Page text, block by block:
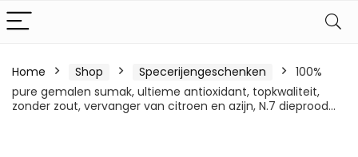
Home Shop Specerijengeschenken
100%
pure gemalen sumak, ultieme antioxidant, topkwaliteit,
zonder zout, vervanger van citroen en azijn, N.7 dieprood…